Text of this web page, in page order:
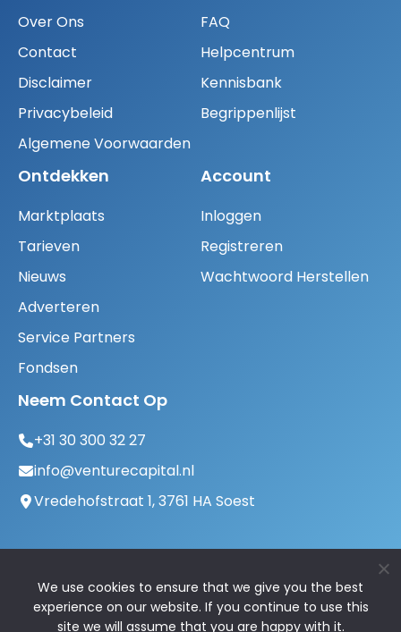
Over Ons
Contact
Disclaimer
Privacybeleid
Algemene Voorwaarden
FAQ
Helpcentrum
Kennisbank
Begrippenlijst
Ontdekken
Marktplaats
Tarieven
Nieuws
Adverteren
Service Partners
Fondsen
Account
Inloggen
Registreren
Wachtwoord Herstellen
Neem Contact Op
+31 30 300 32 27
info@venturecapital.nl
Vredehofstraat 1, 3761 HA Soest
We use cookies to ensure that we give you the best
experience on our website. If you continue to use this
site we will assume that you are happy with it.